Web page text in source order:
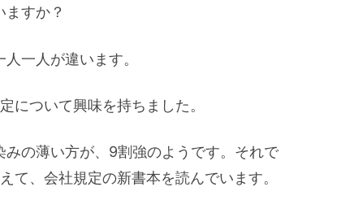
すか？
一人が違います。
について興味を持ちました。
の薄い方が、9割強のようです。それで
て、会社規定の新書本を読んでいます。